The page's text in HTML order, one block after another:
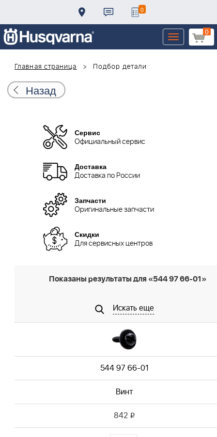
0
0
Toggle
navigation
Главная страница
Подбор детали
Назад
Сервис
Официальный сервис
Доставка
Доставка по России
Запчасти
Оригинальные запчасти
Скидки
Для сервисных центров
Показаны результаты для «544 97 66-01»
Искать еще
544 97 66-01
Винт
842 i